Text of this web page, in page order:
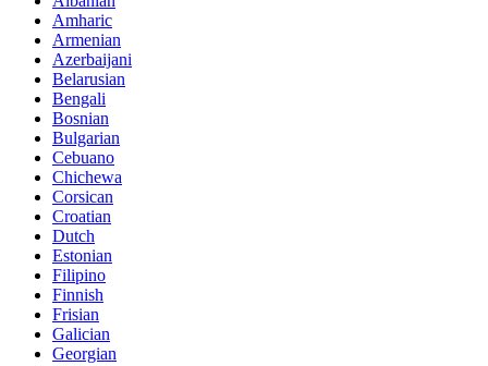
Amharic
Armenian
Azerbaijani
Belarusian
Bengali
Bosnian
Bulgarian
Cebuano
Chichewa
Corsican
Croatian
Dutch
Estonian
Filipino
Finnish
Frisian
Galician
Georgian